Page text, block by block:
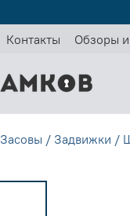
Контакты Обзоры и
Засовы / Задвижки /